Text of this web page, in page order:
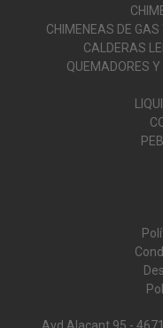
CHIMENEAS DE
CALDERAS
QUEMADORES Y
Avd Alacant 95 -